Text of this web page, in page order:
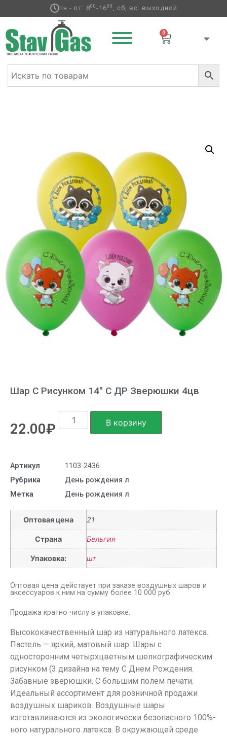
пн - пт: 800-1600 , сб, вс: выходной
0
Шар С Рисунком 14″ С ДР Зверюшки 4цв
22.00₽ В корзину
Артикул
1103-2436
Рубрика
День рождения л
Метка
День рождения л
Оптовая цена 21
Страна Бельгия
Упаковка: шт
Оптовая цена действует при заказе воздушных шаров и
аксессуаров к ним на сумму более 10 000 руб.
Продажа кратно числу в упаковке.
Высококачественный шар из натурального латекса.
Пастель — яркий, матовый шар. Шары с
односторонним четырхцветным шелкографическим
рисунком (3 дизайна на тему С Днем Рождения.
Забавные зверюшки. С большим полем печати.
Идеальный ассортимент для розничной продажи
воздушных шариков. Воздушные шары
изготавливаются из экологически безопасного 100%-
ного натурального латекса. В окружающей среде